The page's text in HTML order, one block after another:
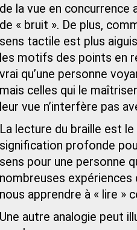
de la vue en
de « bruit ». De plus,
sens tactile est plus
les motifs des points en
vrai qu’une personne
mais celles qui le
leur vue n’interfère pas
La lecture du braille est
signification profonde
sens pour une personne
nombreuses
nous apprendre à « lire »
Une autre analogie peut